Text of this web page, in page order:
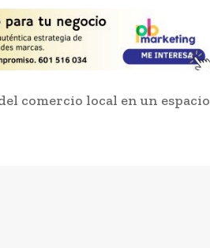
comercio local en un espacio